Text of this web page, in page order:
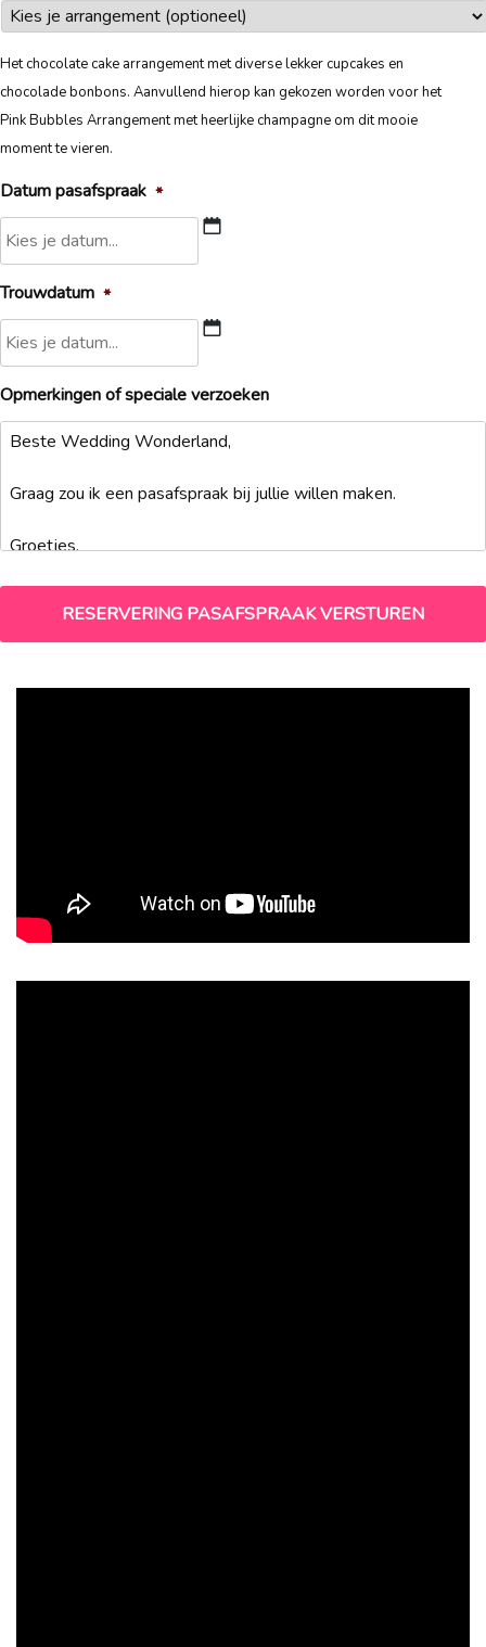
Het chocolate cake arrangement met diverse lekker cupcakes en
chocolade bonbons. Aanvullend hierop kan gekozen worden voor het
Pink Bubbles Arrangement met heerlijke champagne om dit mooie
moment te vieren.
Datum pasafspraak *
slash
MM
slash
JJJJ
Trouwdatum *
slash
MM
JJJJ
Opmerkingen of speciale verzoeken